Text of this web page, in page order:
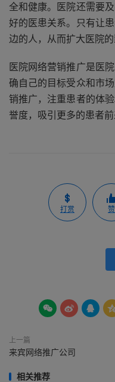
全和健康。医院还需要
好的医患关系。只有让
边的人，从而扩大医院的
医院网络营销推广是医
确自己的目标受众和市
销推广，注重患者的体
誉度，吸引更多的患者前
打赏 赞
  
上一篇
来宾网络推广公司
相关推荐